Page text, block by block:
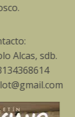
local,
el